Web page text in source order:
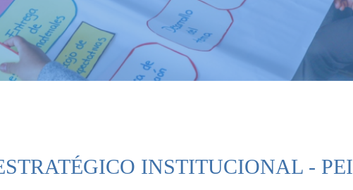
INSTITUCIONAL - PEI